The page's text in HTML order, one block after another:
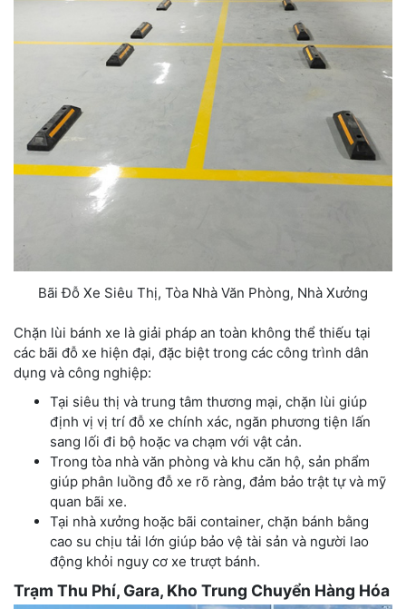
Bãi Đỗ Xe Siêu Thị, Tòa Nhà Văn Phòng, Nhà Xưởng
Chặn lùi bánh xe là giải pháp an toàn không thể thiếu tại
các bãi đỗ xe hiện đại, đặc biệt trong các công trình dân
dụng và công nghiệp:
Tại siêu thị và trung tâm thương mại, chặn lùi giúp
định vị vị trí đỗ xe chính xác, ngăn phương tiện lấn
sang lối đi bộ hoặc va chạm với vật cản.
Trong tòa nhà văn phòng và khu căn hộ, sản phẩm
giúp phân luồng đỗ xe rõ ràng, đảm bảo trật tự và mỹ
quan bãi xe.
Tại nhà xưởng hoặc bãi container, chặn bánh bằng
cao su chịu tải lớn giúp bảo vệ tài sản và người lao
động khỏi nguy cơ xe trượt bánh.
Trạm Thu Phí, Gara, Kho Trung Chuyển Hàng Hóa